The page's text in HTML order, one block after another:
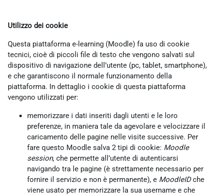
Utilizzo dei cookie
Questa piattaforma e-learning (Moodle) fa uso di cookie
tecnici, cioè di piccoli file di testo che vengono salvati sul
dispositivo di navigazione dell’utente (pc, tablet, smartphone),
e che garantiscono il normale funzionamento della
piattaforma. In dettaglio i cookie di questa piattaforma
vengono utilizzati per:
memorizzare i dati inseriti dagli utenti e le loro
preferenze, in maniera tale da agevolare e velocizzare il
caricamento delle pagine nelle visite successive. Per
fare questo Moodle salva 2 tipi di cookie: Moodle
session, che permette all’utente di autenticarsi
navigando tra le pagine (è strettamente necessario per
fornire il servizio e non è permanente), e MoodleIDche
viene usato per memorizzare la sua username e che